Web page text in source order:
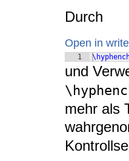
Durch
Open in
1
und
mehr als